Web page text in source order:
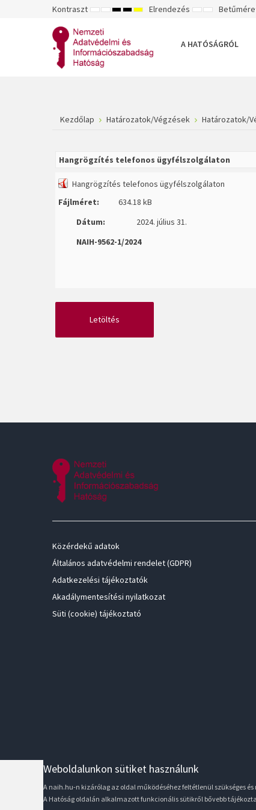
Kontraszt ALAPÉRTELMEZETT
ÉJSZAKAI
NAGY
FEHÉR
MÓD
NAGY
SÁRGA
MÓD
NAGY
MÓD
Elrendezés RÖGZÍTETT
SZÉLES
A HATÓSÁGRÓL
Kezdőlap Határozatok/Végzések Határozatok/
Hangrögzítés telefonos ügyfélszolgálaton
Hangrögzítés telefonos ügyfélszolgálaton
Fájlméret:
634.18 kB
Dátum:
2024. július 31.
NAIH-9562-1/2024
Közérdekű adatok
Általános adatvédelmi rendelet (GDPR)
Adatkezelési tájékoztatók
Akadálymentesítési nyilatkozat
Süti (cookie) tájékoztató
Weboldalunkon sütiket használunk
A naih.hu-n kizárólag az oldal működéséhez feltétlenül szükséges
A Hatóság oldalán alkalmazott funkcionális sütikről bővebb